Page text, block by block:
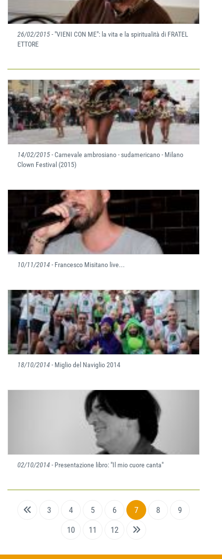
26/02/2015- "VIENI CON ME": la vita e la spiritualità di FRATEL
ETTORE
14/02/2015- Carnevale ambrosiano - sudamericano - Milano
Clown Festival (2015)
10/11/2014- Francesco Misitano live...
18/10/2014- Miglio del Naviglio 2014
02/10/2014- Presentazione libro: "Il mio cuore canta"
3 4 5 6 7 8
9
10
11 12